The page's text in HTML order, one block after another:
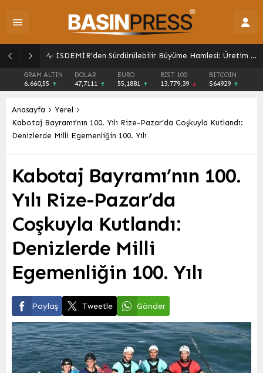
Trabzonspor’dan Tarihi Kombine Satış Rekoru: Taraftar Bağlılığı Zirvede!
GRAM ALTIN
6.660,55
DOLAR
47,7111
EURO
55,1881
BIST 100
13.779,39
BITCOIN
$64929
Anasayfa
Yerel
Kabotaj Bayramı’nın 100. Yılı Rize-Pazar’da Coşkuyla Kutlandı:
Denizlerde Milli Egemenliğin 100. Yılı
Kabotaj Bayramı’nın 100.
Yılı Rize-Pazar’da
Coşkuyla Kutlandı:
Denizlerde Milli
Egemenliğin 100. Yılı
Paylaş Tweetle Gönder